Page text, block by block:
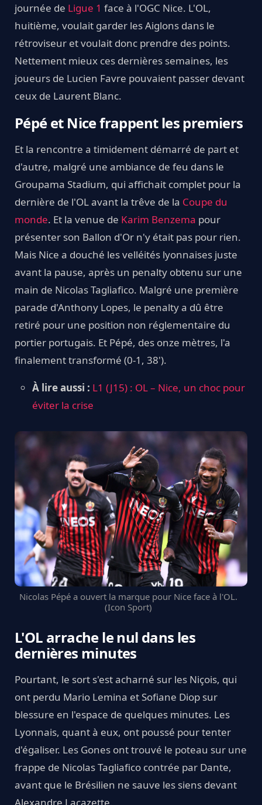
journée de Ligue 1 face à l'OGC Nice. L'OL,
huitième, voulait garder les Aiglons dans le
rétroviseur et voulait donc prendre des points.
Nettement mieux ces dernières semaines, les
joueurs de Lucien Favre pouvaient passer devant
ceux de Laurent Blanc.
Pépé et Nice frappent les premiers
Et la rencontre a timidement démarré de part et
d'autre, malgré une ambiance de feu dans le
Groupama Stadium, qui affichait complet pour la
dernière de l'OL avant la trêve de la Coupe du
monde. Et la venue de Karim Benzema pour
présenter son Ballon d'Or n'y était pas pour rien.
Mais Nice a douché les velléités lyonnaises juste
avant la pause, après un penalty obtenu sur une
main de Nicolas Tagliafico. Malgré une première
parade d'Anthony Lopes, le penalty a dû être
retiré pour une position non réglementaire du
portier portugais. Et Pépé, des onze mètres, l'a
finalement transformé (0-1, 38').
À lire aussi : L1 (J15) : OL – Nice, un choc pour
éviter la crise
Nicolas Pépé a ouvert la marque pour Nice face à l'OL.
(Icon Sport)
L'OL arrache le nul dans les
dernières minutes
Pourtant, le sort s'est acharné sur les Niçois, qui
ont perdu Mario Lemina et Sofiane Diop sur
blessure en l'espace de quelques minutes. Les
Lyonnais, quant à eux, ont poussé pour tenter
d'égaliser. Les Gones ont trouvé le poteau sur une
frappe de Nicolas Tagliafico contrée par Dante,
avant que le Brésilien ne sauve les siens devant
Alexandre Lacazette.